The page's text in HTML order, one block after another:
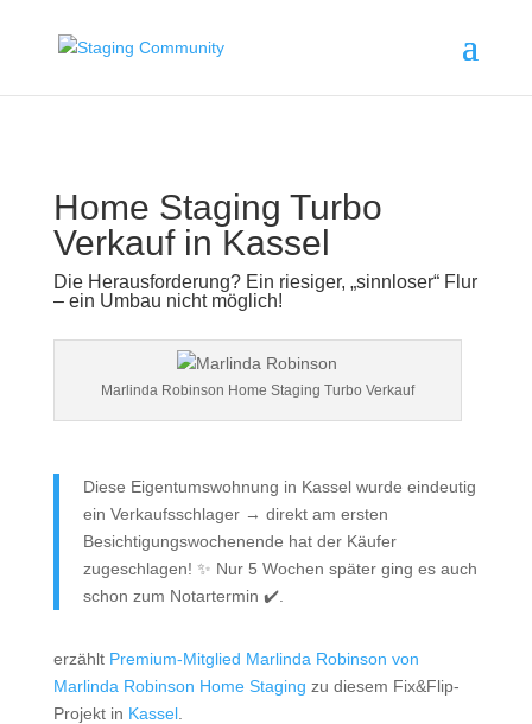
Home Staging Turbo
Verkauf in Kassel
Die Herausforderung? Ein riesiger, „sinnloser“ Flur
– ein Umbau nicht möglich!
Marlinda Robinson Home Staging Turbo Verkauf
Diese Eigentumswohnung in Kassel wurde eindeutig
ein Verkaufsschlager → direkt am ersten
Besichtigungswochenende hat der Käufer
zugeschlagen! ✨ Nur 5 Wochen später ging es auch
schon zum Notartermin ✔️.
erzählt Premium-Mitglied Marlinda Robinson von
Marlinda Robinson Home Staging zu diesem Fix&Flip-
Projekt in Kassel.